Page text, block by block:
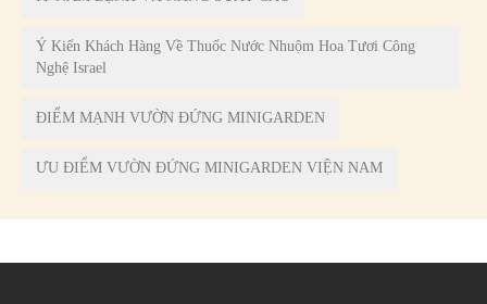
Ý Kiến Khách Hàng Về Thuốc Nước Nhuộm Hoa Tươi Công
Nghệ Israel
ĐIỂM MẠNH VƯỜN ĐỨNG MINIGARDEN
ƯU ĐIỂM VƯỜN ĐỨNG MINIGARDEN VIỆN NAM